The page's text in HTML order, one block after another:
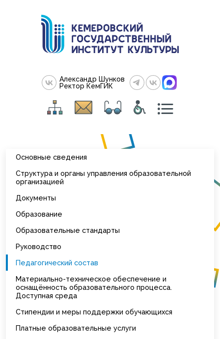
Александр Шунков
Ректор КемГИК
Основные сведения
Структура и органы управления образовательной
организацией
Документы
Образование
Образовательные стандарты
Руководство
Педагогический состав
Материально-техническое обеспечение и
оснащённость образовательного процесса.
Доступная среда
Стипендии и меры поддержки обучающихся
Платные образовательные услуги